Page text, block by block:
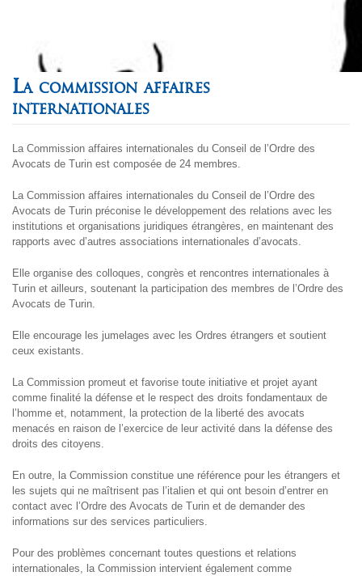
La commission affaires
internationales
La Commission affaires internationales du Conseil de l’Ordre des
Avocats de Turin est composée de 24 membres.
La Commission affaires internationales du Conseil de l’Ordre des
Avocats de Turin préconise le développement des relations avec les
institutions et organisations juridiques étrangères, en maintenant des
rapports avec d’autres associations internationales d’avocats.
Elle organise des colloques, congrès et rencontres internationales à
Turin et ailleurs, soutenant la participation des membres de l’Ordre des
Avocats de Turin.
Elle encourage les jumelages avec les Ordres étrangers et soutient
ceux existants.
La Commission promeut et favorise toute initiative et projet ayant
comme finalité la défense et le respect des droits fondamentaux de
l’homme et, notamment, la protection de la liberté des avocats
menacés en raison de l’exercice de leur activité dans la défense des
droits des citoyens.
En outre, la Commission constitue une référence pour les étrangers et
les sujets qui ne maîtrisent pas l’italien et qui ont besoin d’entrer en
contact avec l’Ordre des Avocats de Turin et de demander des
informations sur des services particuliers.
Pour des problèmes concernant toutes questions et relations
internationales, la Commission intervient également comme